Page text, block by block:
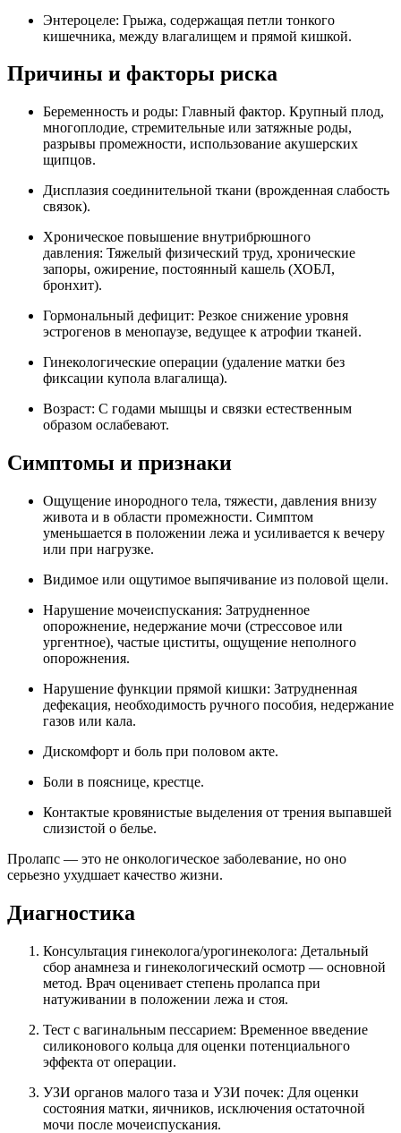
Энтероцеле: Грыжа, содержащая петли тонкого
кишечника, между влагалищем и прямой кишкой.
Причины и факторы риска
Беременность и роды: Главный фактор. Крупный плод,
многоплодие, стремительные или затяжные роды,
разрывы промежности, использование акушерских
щипцов.
Дисплазия соединительной ткани (врожденная слабость
связок).
Хроническое повышение внутрибрюшного
давления: Тяжелый физический труд, хронические
запоры, ожирение, постоянный кашель (ХОБЛ,
бронхит).
Гормональный дефицит: Резкое снижение уровня
эстрогенов в менопаузе, ведущее к атрофии тканей.
Гинекологические операции (удаление матки без
фиксации купола влагалища).
Возраст: С годами мышцы и связки естественным
образом ослабевают.
Симптомы и признаки
Ощущение инородного тела, тяжести, давления внизу
живота и в области промежности. Симптом
уменьшается в положении лежа и усиливается к вечеру
или при нагрузке.
Видимое или ощутимое выпячивание из половой щели.
Нарушение мочеиспускания: Затрудненное
опорожнение, недержание мочи (стрессовое или
ургентное), частые циститы, ощущение неполного
опорожнения.
Нарушение функции прямой кишки: Затрудненная
дефекация, необходимость ручного пособия, недержание
газов или кала.
Дискомфорт и боль при половом акте.
Боли в пояснице, крестце.
Контактые кровянистые выделения от трения выпавшей
слизистой о белье.
Пролапс — это не онкологическое заболевание, но оно
серьезно ухудшает качество жизни.
Диагностика
Консультация гинеколога/урогинеколога: Детальный
сбор анамнеза и гинекологический осмотр — основной
метод. Врач оценивает степень пролапса при
натуживании в положении лежа и стоя.
Тест с вагинальным пессарием: Временное введение
силиконового кольца для оценки потенциального
эффекта от операции.
УЗИ органов малого таза и УЗИ почек: Для оценки
состояния матки, яичников, исключения остаточной
мочи после мочеиспускания.